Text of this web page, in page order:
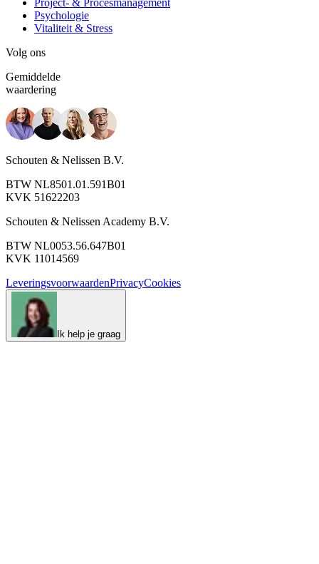
Psychologie
Vitaliteit & Stress
Volg ons
Gemiddelde
waardering
Schouten & Nelissen B.V.
BTW NL8501.01.591B01
KVK 51622203
Schouten & Nelissen Academy B.V.
BTW NL0053.56.647B01
KVK 11014569
LeveringsvoorwaardenPrivacyCookies
Ik help je graag